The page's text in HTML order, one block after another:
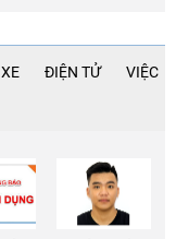
XE ĐIỆN TỬ VIỆC